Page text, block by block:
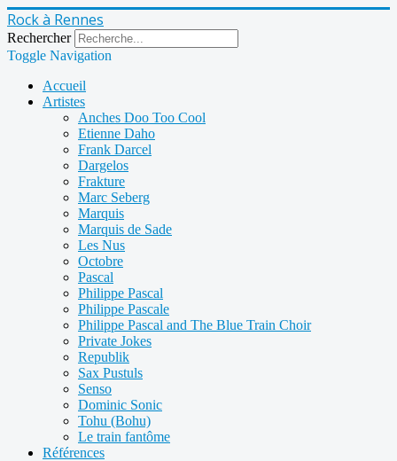
Rock à Rennes
Rechercher
Toggle Navigation
Accueil
Artistes
Anches Doo Too Cool
Etienne Daho
Frank Darcel
Dargelos
Frakture
Marc Seberg
Marquis
Marquis de Sade
Les Nus
Octobre
Pascal
Philippe Pascal
Philippe Pascale
Philippe Pascal and The Blue Train Choir
Private Jokes
Republik
Sax Pustuls
Senso
Dominic Sonic
Tohu (Bohu)
Le train fantôme
Références